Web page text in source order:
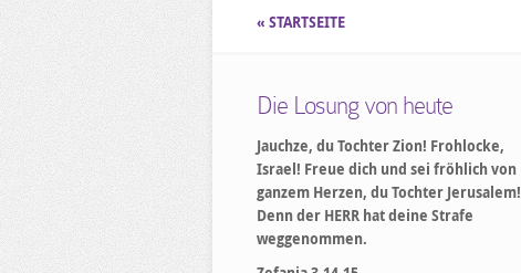
« STARTSEITE
Die Losung von heute
Jauchze, du Tochter Zion! Frohlocke,
Israel! Freue dich und sei fröhlich von
ganzem Herzen, du Tochter Jerusalem!
Denn der HERR hat deine Strafe
weggenommen.